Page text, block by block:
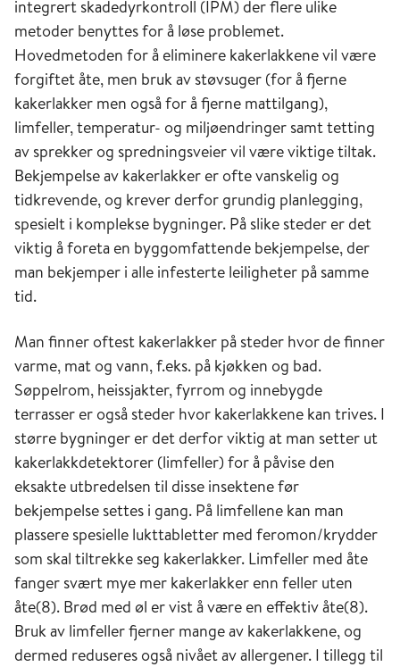
integrert skadedyrkontroll (IPM) der flere ulike
metoder benyttes for å løse problemet.
Hovedmetoden for å eliminere kakerlakkene vil være
forgiftet åte, men bruk av støvsuger (for å fjerne
kakerlakker men også for å fjerne mattilgang),
limfeller, temperatur- og miljøendringer samt tetting
av sprekker og spredningsveier vil være viktige tiltak.
Bekjempelse av kakerlakker er ofte vanskelig og
tidkrevende, og krever derfor grundig planlegging,
spesielt i komplekse bygninger. På slike steder er det
viktig å foreta en byggomfattende bekjempelse, der
man bekjemper i alle infesterte leiligheter på samme
tid.
Man finner oftest kakerlakker på steder hvor de finner
varme, mat og vann, f.eks. på kjøkken og bad.
Søppelrom, heissjakter, fyrrom og innebygde
terrasser er også steder hvor kakerlakkene kan trives. I
større bygninger er det derfor viktig at man setter ut
kakerlakkdetektorer (limfeller) for å påvise den
eksakte utbredelsen til disse insektene før
bekjempelse settes i gang. På limfellene kan man
plassere spesielle lukttabletter med feromon/krydder
som skal tiltrekke seg kakerlakker. Limfeller med åte
fanger svært mye mer kakerlakker enn feller uten
åte(8). Brød med øl er vist å være en effektiv åte(8).
Bruk av limfeller fjerner mange av kakerlakkene, og
dermed reduseres også nivået av allergener. I tillegg til